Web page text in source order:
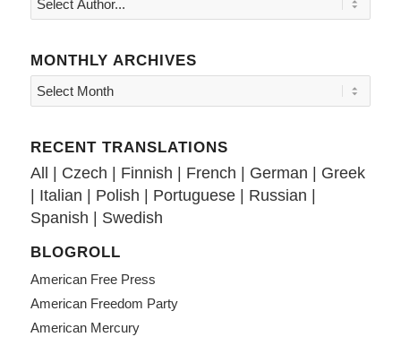
MONTHLY ARCHIVES
RECENT TRANSLATIONS
All Czech Finnish French German
Greek
Italian Polish Portuguese| Russian
Spanish
Swedish
BLOGROLL
American Free Press
American Freedom Party
American Mercury